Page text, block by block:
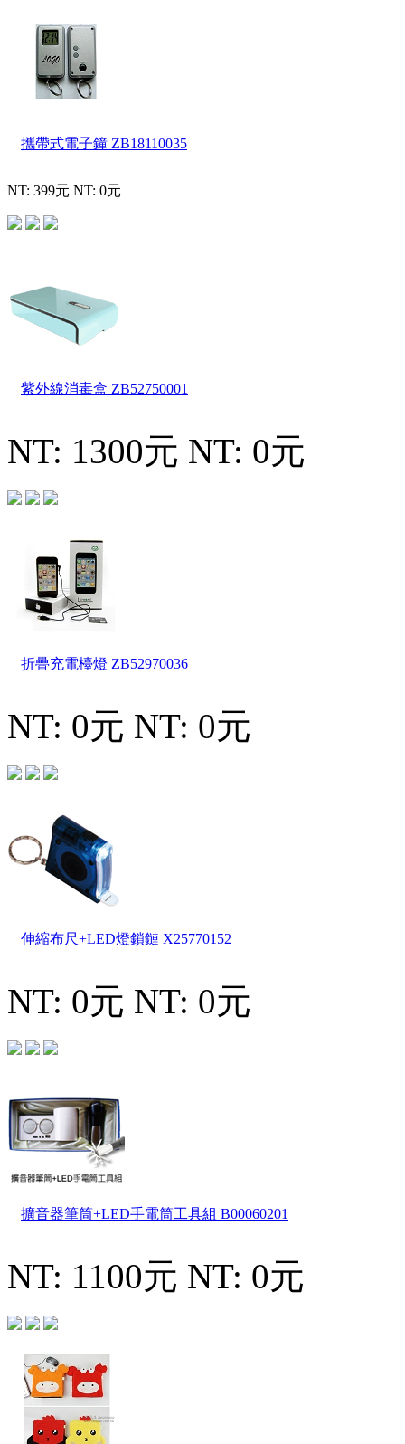
攜帶式電子鐘 ZB18110035
NT: 399元 NT: 0元
紫外線消毒盒 ZB52750001
NT: 1300元 NT: 0元
折疊充電檯燈 ZB52970036
NT: 0元 NT: 0元
伸縮布尺+LED燈鎖鏈 X25770152
NT: 0元 NT: 0元
擴音器筆筒+LED手電筒工具組 B00060201
NT: 1100元 NT: 0元